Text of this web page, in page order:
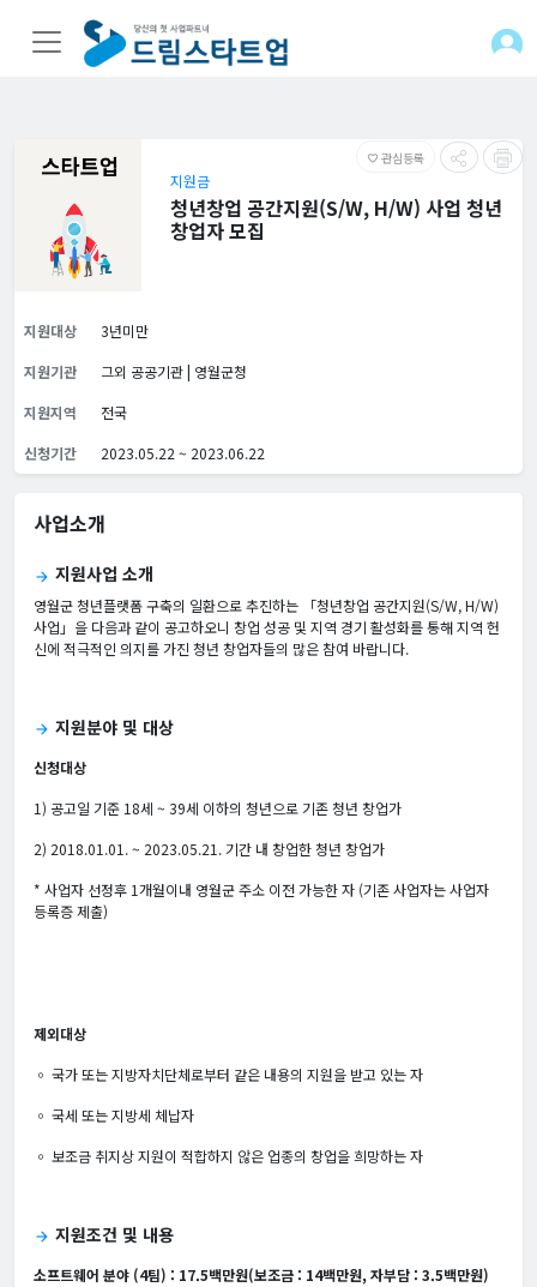
favorite_border 관심등록
지원금
청년창업 공간지원(S/W, H/W) 사업 청년
창업자 모집
지원대상
3년미만
지원기관
그외 공공기관 | 영월군청
지원지역
전국
신청기간
2023.05.22 ~ 2023.06.22
사업소개
arrow_forward 지원사업 소개
영월군 청년플랫폼 구축의 일환으로 추진하는 「청년창업 공간지원(S/W, H/W)
사업」을 다음과 같이 공고하오니 창업 성공 및 지역 경기 활성화를 통해 지역 헌
신에 적극적인 의지를 가진 청년 창업자들의 많은 참여 바랍니다.
arrow_forward 지원분야 및 대상
신청대상
1) 공고일 기준 18세 ~ 39세 이하의 청년으로 기존 청년 창업가
2) 2018.01.01. ~ 2023.05.21. 기간 내 창업한 청년 창업가
* 사업자 선정후 1개월이내 영월군 주소 이전 가능한 자 (기존 사업자는 사업자
등록증 제출)
제외대상
◦ 국가 또는 지방자치단체로부터 같은 내용의 지원을 받고 있는 자
◦ 국세 또는 지방세 체납자
◦ 보조금 취지상 지원이 적합하지 않은 업종의 창업을 희망하는 자
arrow_forward 지원조건 및 내용
소프트웨어 분야 (4팀) : 17.5백만원(보조금 : 14백만원, 자부담 : 3.5백만원)